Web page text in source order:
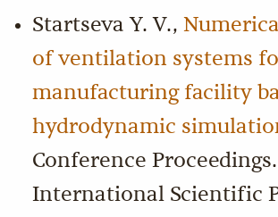
Startseva Y. V.,
of ventilation systems
manufacturing facility
hydrodynamic
Conference
International Scientific